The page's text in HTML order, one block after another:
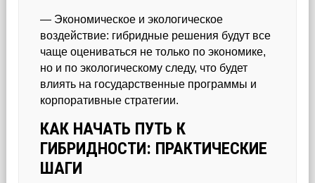
— Экономическое и экологическое
воздействие: гибридные решения будут все
чаще оцениваться не только по экономике,
но и по экологическому следу, что будет
влиять на государственные программы и
корпоративные стратегии.
КАК НАЧАТЬ ПУТЬ К
ГИБРИДНОСТИ: ПРАКТИЧЕСКИЕ
ШАГИ